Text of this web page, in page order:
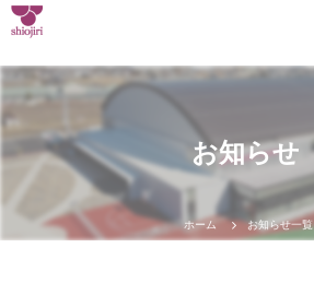
お知らせ
ホーム お知らせ一覧